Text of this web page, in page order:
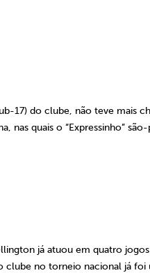
17) do clube, não teve mais
nas quais o “Expressinho”
já atuou em quatro
no torneio nacional já foi